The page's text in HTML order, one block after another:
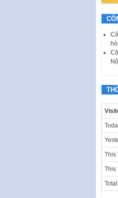
This
This
Total